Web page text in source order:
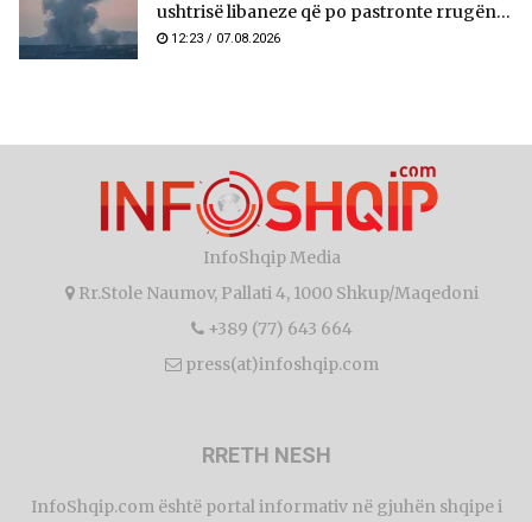
ushtrisë libaneze që po pastronte rrugën...
12:23 / 07.08.2026
InfoShqip Media
Rr.Stole Naumov, Pallati 4, 1000 Shkup/Maqedoni
+389 (77) 643 664
press(at)infoshqip.com
RRETH NESH
InfoShqip.com është portal informativ në gjuhën shqipe i